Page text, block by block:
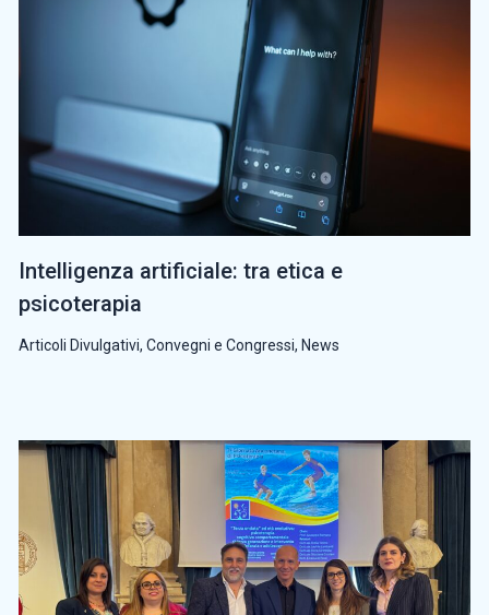
Intelligenza artificiale: tra etica e
psicoterapia
Articoli Divulgativi, Convegni e Congressi, News